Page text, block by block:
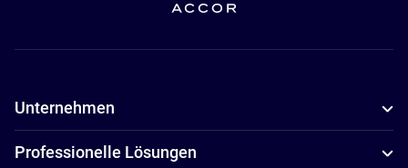
Unternehmen
Professionelle Lösungen